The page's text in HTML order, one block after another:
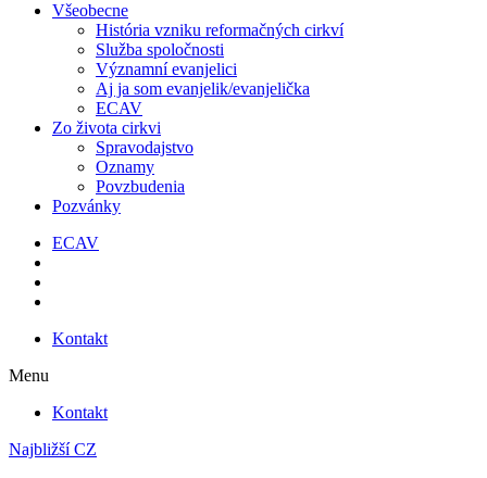
Všeobecne
História vzniku reformačných cirkví
Služba spoločnosti
Významní evanjelici
Aj ja som evanjelik/evanjelička
ECAV
Zo života cirkvi
Spravodajstvo
Oznamy
Povzbudenia
Pozvánky
ECAV
Kontakt
Menu
Kontakt
Najbližší CZ